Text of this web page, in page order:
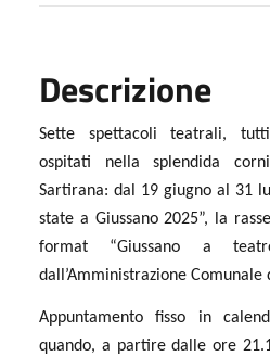
Descrizione
Sette spettacoli teatrali,
ospitati nella splendida
Sartirana: dal 19 giugno al 31
state a Giussano 2025”, la
format “Giussano a
dall’Amministrazione Comunale
Appuntamento fisso in
quando, a partire dalle ore